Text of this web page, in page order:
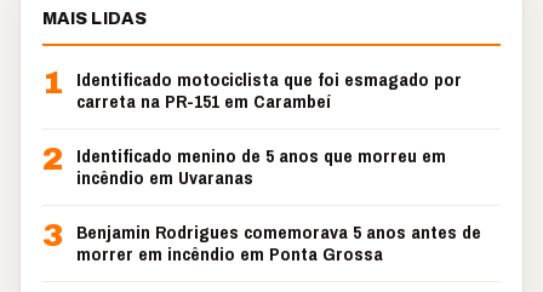
MAIS LIDAS
1
Identificado motociclista que foi esmagado por
carreta na PR-151 em Carambeí
2
Identificado menino de 5 anos que morreu em
incêndio em Uvaranas
3 Benjamin Rodrigues comemorava 5 anos antes de
morrer em incêndio em Ponta Grossa